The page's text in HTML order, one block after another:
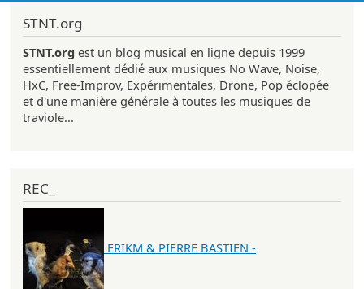
STNT.org
STNT.org est un blog musical en ligne depuis 1999
essentiellement dédié aux musiques No Wave, Noise,
HxC, Free-Improv, Expérimentales, Drone, Pop éclopée
et d'une manière générale à toutes les musiques de
traviole...
REC_
ERIKM & PIERRE BASTIEN -